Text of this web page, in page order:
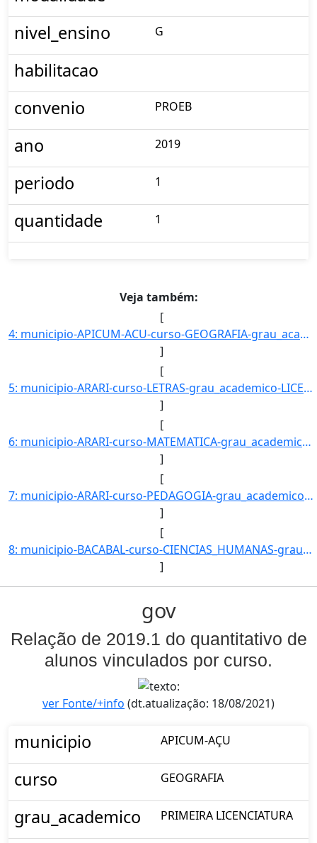
nivel_ensino G
habilitacao
convenio
PROEB
ano 2019
periodo 1
quantidade 1
Veja também:
[
4: municipio-APICUM-ACU-curso-GEOGRAFIA-grau_academico-PRIMEIRA_LICENCIATURA-turno-Matutino_e_Vespertin]
]
[
5: municipio-ARARI-curso-LETRAS-grau_academico-LICENCIATURA_PLENA-turno-Matutino-_Vespertino_e_Noturno-]
]
[
6: municipio-ARARI-curso-MATEMATICA-grau_academico-LICENCIATURA_PLENA-turno-Matutino-_Vespertino_e_Notu]
]
[
7: municipio-ARARI-curso-PEDAGOGIA-grau_academico-LICENCIATURA_PLENA-turno-Matutino-_Vespertino_e_Notur]
]
[
8: municipio-BACABAL-curso-CIENCIAS_HUMANAS-grau_academico-LICENCIATURA_PLENA-turno-Noturno-modalidade-]
]
gov
Relação de 2019.1 do quantitativo de
alunos vinculados por curso.
ver Fonte/+info (dt.atualização: 18/08/2021)
municipio APICUM-AÇU
curso GEOGRAFIA
grau_academico PRIMEIRA LICENCIATURA